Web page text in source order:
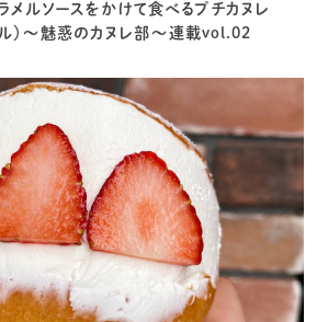
メルソースをかけて食べるプチカヌレ
ル）～魅惑のカヌレ部～連載vol.02